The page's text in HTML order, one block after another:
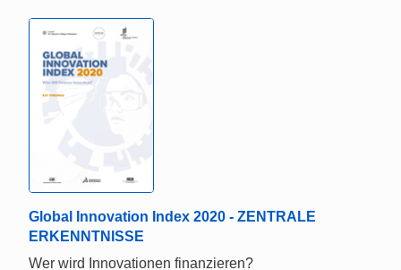
Global Innovation Index 2020 - ZENTRALE
ERKENNTNISSE
Wer wird Innovationen finanzieren?